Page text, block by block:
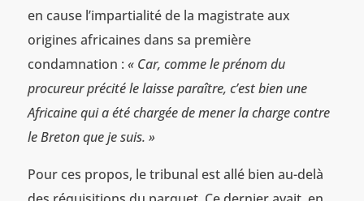
en cause l’impartialité de la magistrate aux
origines africaines dans sa première
condamnation : « Car, comme le prénom du
procureur précité le laisse paraître, c’est bien une
Africaine qui a été chargée de mener la charge contre
le Breton que je suis. »
Pour ces propos, le tribunal est allé bien au-delà